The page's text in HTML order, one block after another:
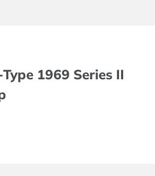
1969 Series II